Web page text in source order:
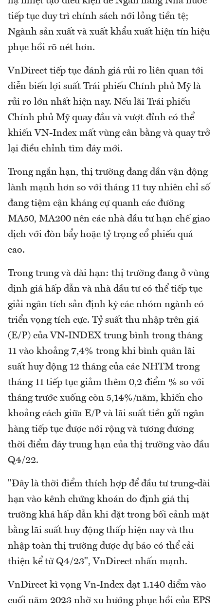
tiếp tục duy trì chính sách nới lỏng tiền tệ;
Ngành sản xuất và xuất khẩu xuất hiện tín hiệu
phục hồi rõ nét hơn.
VnDirect tiếp tục đánh giá rủi ro liên quan tới
diễn biến lợi suất Trái phiếu Chính phủ Mỹ là
rủi ro lớn nhất hiện nay. Nếu lãi Trái phiếu
Chính phủ Mỹ quay đầu và vượt đỉnh có thể
khiến VN-Index mất vùng cân bằng và quay trở
lại điều chỉnh tìm đáy mới.
Trong ngắn hạn, thị trường đang dần vận động
lành mạnh hơn so với tháng 11 tuy nhiên chỉ số
đang tiệm cận kháng cự quanh các đường
MA50, MA200 nên các nhà đầu tư hạn chế giao
dịch với đòn bẩy hoặc tỷ trọng cổ phiếu quá
cao.
Trong trung và dài hạn: thị trường đang ở vùng
định giá hấp dẫn và nhà đầu tư có thể tiếp tục
giải ngân tích sản định kỳ các nhóm ngành có
triển vọng tích cực. Tỷ suất thu nhập trên giá
(E/P) của VN-INDEX trung bình trong tháng
11 vào khoảng 7,4% trong khi bình quân lãi
suất huy động 12 tháng của các NHTM trong
tháng 11 tiếp tục giảm thêm 0,2 điểm % so với
tháng trước xuống còn 5,14%/năm, khiến cho
khoảng cách giữa E/P và lãi suất tiền gửi ngân
hàng tiếp tục được nới rộng và tương đương
thời điểm đáy trung hạn của thị trường vào đầu
Q4/22.
"Đây là thời điểm thích hợp để đầu tư trung-dài
hạn vào kênh chứng khoán do định giá thị
trường khá hấp dẫn khi đặt trong bối cảnh mặt
bằng lãi suất huy động thấp hiện nay và thu
nhập toàn thị trường được dự báo có thể cải
thiện kể từ Q4/23", VnDirect nhấn mạnh.
VnDirect kì vọng Vn-Index đạt 1.140 điểm vào
cuối năm 2023 nhờ xu hướng phục hồi của EPS